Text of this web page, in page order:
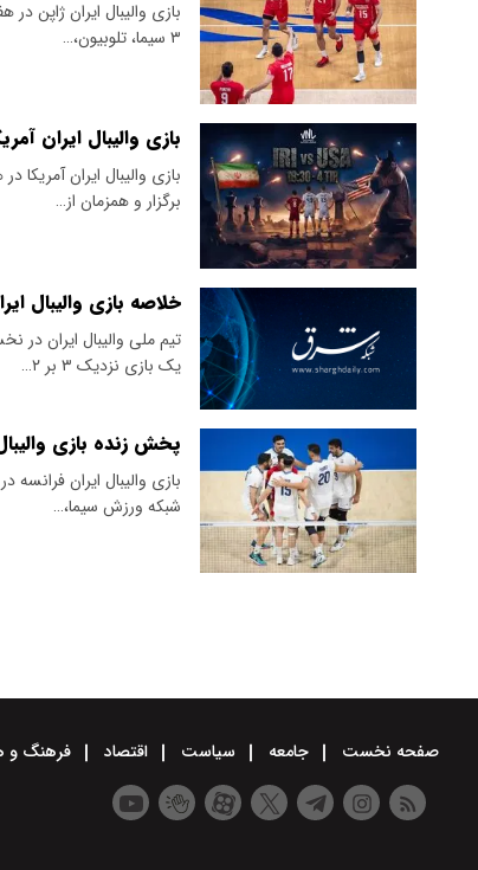
۳ سیما، تلوبیون،…
بازی والیبال ایران
برگزار و همزمان از…
خلاصه بازی والیبال
یک بازی نزدیک ۳ بر ۲…
پخش زنده بازی
شبکه ورزش سیما،…
صفحه نخست جامعه سیاست اقتصاد فرهنگ و